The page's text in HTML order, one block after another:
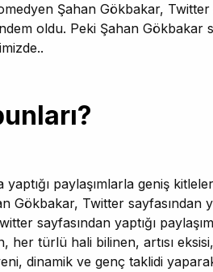
Şahan Gökbakar, Twitter
oldu. Peki Şahan Gökbakar
yaptığı paylaşımlarla geniş
Gökbakar, Twitter sayfasından
sayfasından yaptığı
her türlü hali bilinen, artısı
dinamik ve genç taklidi